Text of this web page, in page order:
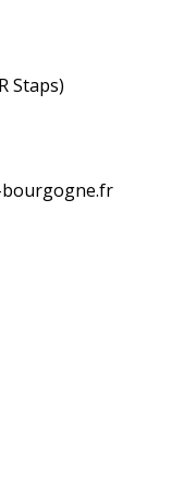
Staps)
bourgogne.fr